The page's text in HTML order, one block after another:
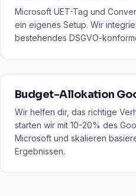
Microsoft UET-Tag und
ein eigenes Setup. Wir
bestehendes DSGVO-
Budget-Allokation
Wir helfen dir, das richtige
starten wir mit 10-20% des
Microsoft und skalieren
Ergebnissen.